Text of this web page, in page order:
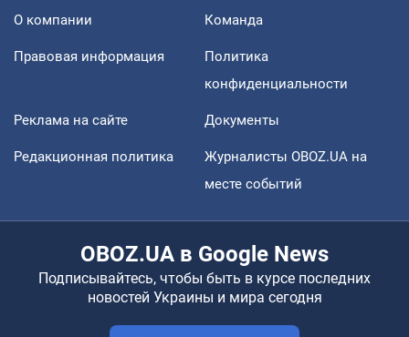
О компании Команда
Правовая информация
Политика
конфиденциальности
Реклама на сайте Документы
Редакционная политика
Журналисты OBOZ.UA на
месте событий
OBOZ.UA в Google News
Подписывайтесь, чтобы быть в курсе последних
новостей Украины и мира сегодня